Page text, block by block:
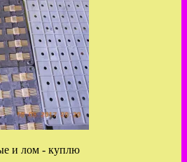
и лом - куплю